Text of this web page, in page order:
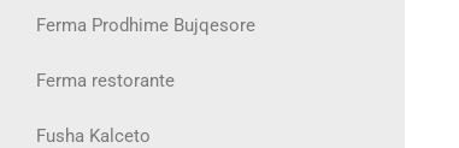
Ferma Prodhime Bujqesore
Ferma restorante
Fusha Kalceto